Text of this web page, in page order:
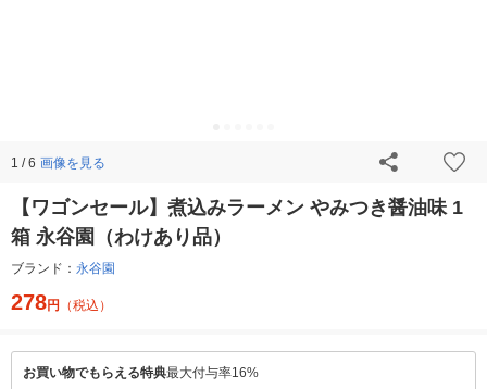
1 / 6 画像を見る
【ワゴンセール】煮込みラーメン やみつき醤油味 1
箱 永谷園（わけあり品）
ブランド： 永谷園
278円 （税込）
お買い物でもらえる特典最大付与率16%